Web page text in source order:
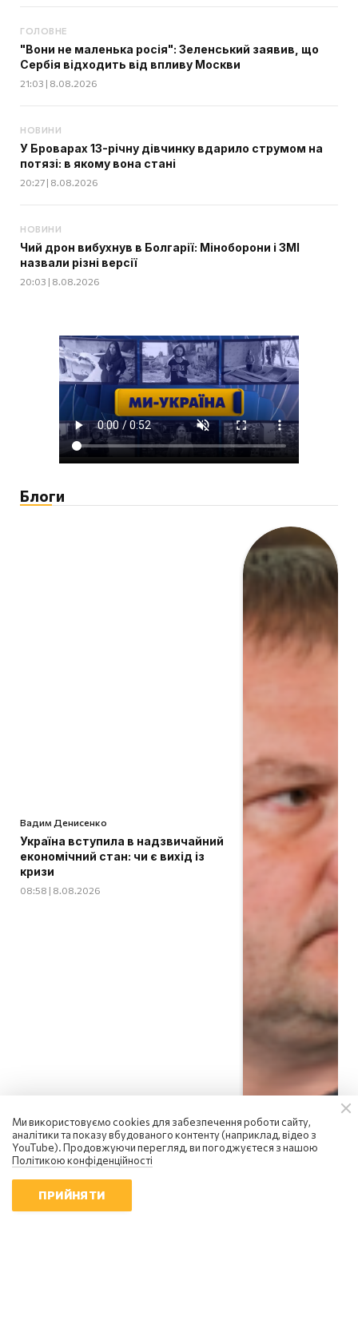
ГОЛОВНЕ
"Вони не маленька росія": Зеленський заявив, що
Сербія відходить від впливу Москви
21:03 | 8.08.2026
НОВИНИ
У Броварах 13-річну дівчинку вдарило струмом на
потязі: в якому вона стані
20:27 | 8.08.2026
НОВИНИ
Чий дрон вибухнув в Болгарії: Міноборони і ЗМІ
назвали різні версії
20:03 | 8.08.2026
Блоги
Вадим Денисенко
Україна вступила в надзвичайний
економічний стан: чи є вихід із
кризи
08:58 | 8.08.2026
Ми використовуємо cookies для забезпечення роботи сайту,
аналітики та показу вбудованого контенту (наприклад, відео з
YouTube). Продовжуючи перегляд, ви погоджуєтеся з нашою
Політикою конфіденційності
ПРИЙНЯТИ